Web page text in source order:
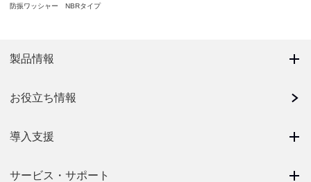
防振ワッシャー NBRタイプ
製品情報
お役立ち情報
導入支援
サービス・サポート